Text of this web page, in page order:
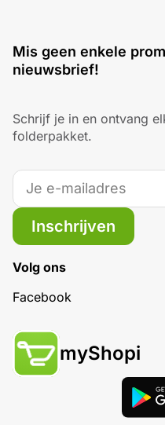
Mis geen enkele
nieuwsbrief!
Schrijf je in en ontvang
folderpakket.
Inschrijven
Volg ons
Facebook
myShopi